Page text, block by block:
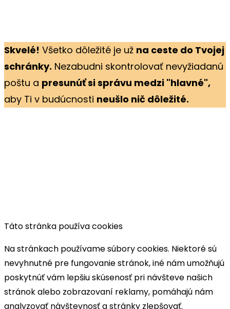
Skvelé! Všetko dôležité je už na ceste do Tvojej
schránky. Nezabudni skontrolovať nevyžiadanú
poštu a presunúť si správu medzi "hlavné",
aby Ti v budúcnosti neušlo nič dôležité.
Táto stránka používa cookies
Na stránkach používame súbory cookies. Niektoré sú
nevyhnutné pre fungovanie stránok, iné nám umožňujú
poskytnúť vám lepšiu skúsenosť pri návšteve našich
stránok alebo zobrazovaní reklamy, pomáhajú nám
analyzovať návštevnosť a stránky zlepšovať.